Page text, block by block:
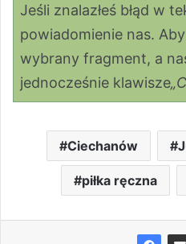
Jeśli znalazłeś błąd w
powiadomienie nas.
wybrany fragment, a
jednocześnie klawisze
Ciechanów
piłka ręczna